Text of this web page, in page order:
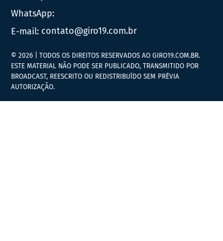
WhatsApp:
E-mail: contato@giro19.com.br
© 2026 | TODOS OS DIREITOS RESERVADOS AO GIRO19.COM.BR.
ESTE MATERIAL NÃO PODE SER PUBLICADO, TRANSMITIDO POR
BROADCAST, REESCRITO OU REDISTRIBUÍDO SEM PRÉVIA
AUTORIZAÇÃO.